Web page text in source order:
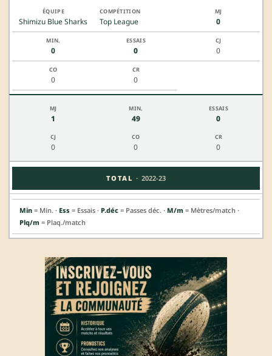
Shimizu Blue Sharks Top League 0
0 0 0
0 0
1 49 0
0 0 0
TOTAL · 2022-23
Min = Min. · Ess = Essais · P.déc = Passes déc. · M/m = Mètres/match ·
Plq/m = Plaq./match